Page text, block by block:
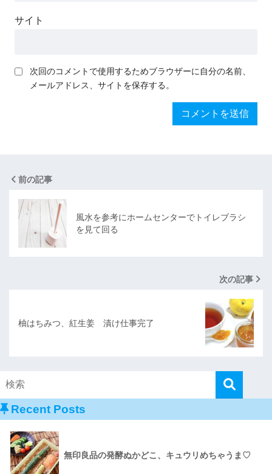
サイト
次回のコメントで使用するためブラウザーに自分の名前、
メールアドレス、サイトを保存する。
前の記事
風水を参考にホームセンターでトイレブラシ
を見て回る
次の記事
柚はちみつ、紅生姜 漬け仕事完了
Recent Posts
無印良品の発酵ぬかどこ、キュウリめちゃうま♡